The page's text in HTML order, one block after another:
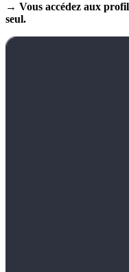
→ Vous accédez aux
seul.